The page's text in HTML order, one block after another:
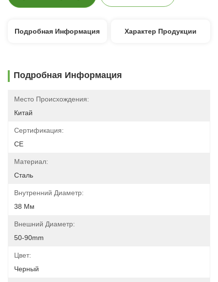
Подробная Информация Характер Продукции
Подробная Информация
Место Происхождения:
Китай
Сертификация:
CE
Материал:
Сталь
Внутренний Диаметр:
38 Мм
Внешний Диаметр:
50-90mm
Цвет:
Черный